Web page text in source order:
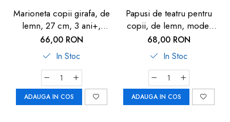
Marioneta copii girafa, de
lemn, 27 cm, 3 ani+,
Goki
66,00 RON
In Stoc
ADAUGA IN COS
Papusi de teatru pentru
copii, de lemn, model
dinozaur, 16cm, 3 ani+,
Goki
68,00 RON
In Stoc
ADAUGA IN COS